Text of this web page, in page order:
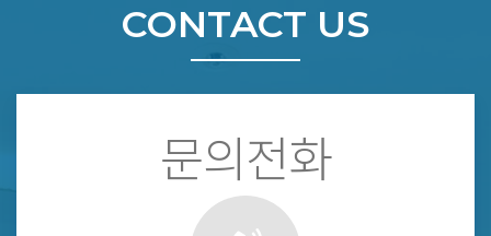
CONTACT US
문의전화